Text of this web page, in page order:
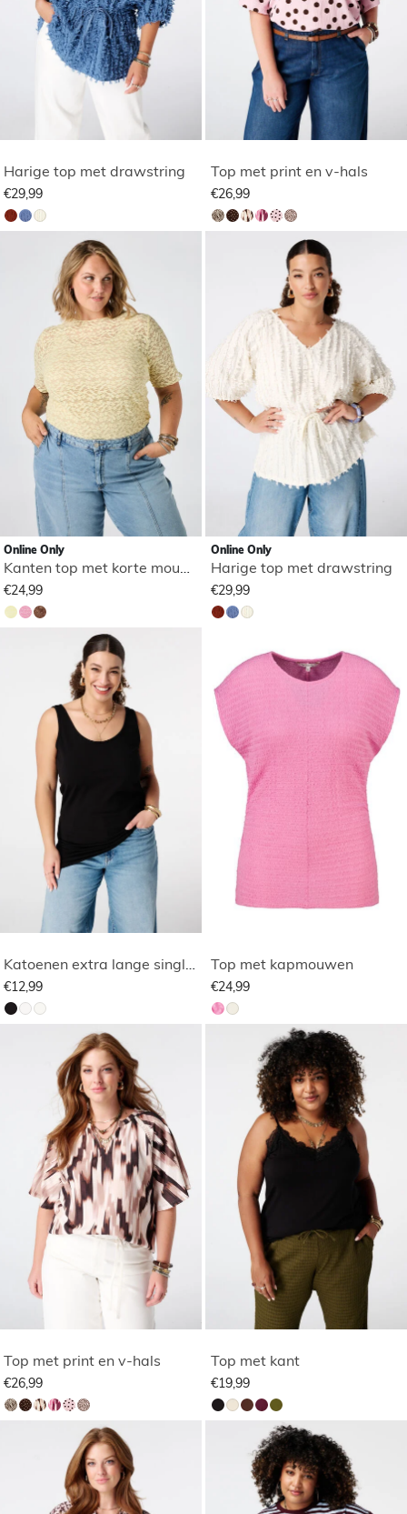
Harige top met drawstring
€29,99
Top met print en v-hals
€26,99
Online Only
Kanten top met korte mouwen
€24,99
Online Only
Harige top met drawstring
€29,99
Katoenen extra lange singlet
€12,99
Top met kapmouwen
€24,99
Top met print en v-hals
€26,99
Top met kant
€19,99